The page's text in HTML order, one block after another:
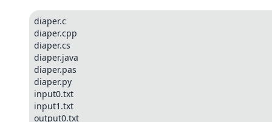
diaper.c
diaper.cpp
diaper.cs
diaper.java
diaper.pas
diaper.py
input0.txt
input1.txt
output0.txt